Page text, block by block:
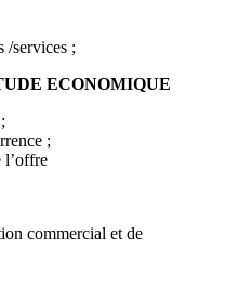
/services ;
ECONOMIQUE
;
l’offre
commercial et de